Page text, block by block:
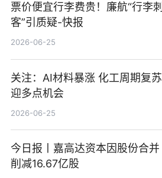
票价便宜行李费贵！廉航“行李刺
客”引质疑-快报
2026-06-25
关注：AI材料暴涨 化工周期复苏
迎多点机会
2026-06-25
今日报丨嘉高达资本因股份合并
削减16.67亿股